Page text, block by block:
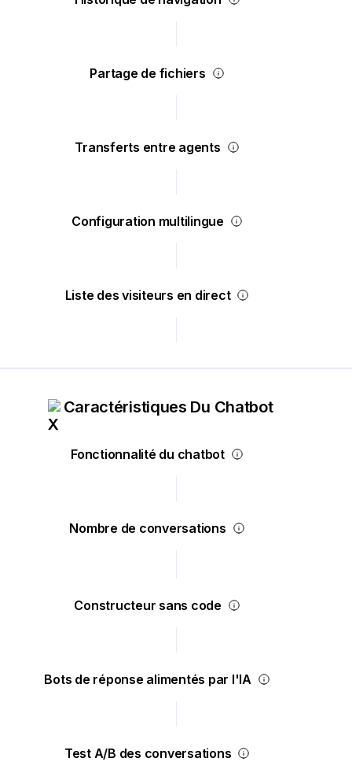
Partage de fichiers
Transferts entre agents
Configuration multilingue
Liste des visiteurs en direct
Caractéristiques Du Chatbot
Fonctionnalité du chatbot
Nombre de conversations
Constructeur sans code
Bots de réponse alimentés par l'IA
Test A/B des conversations